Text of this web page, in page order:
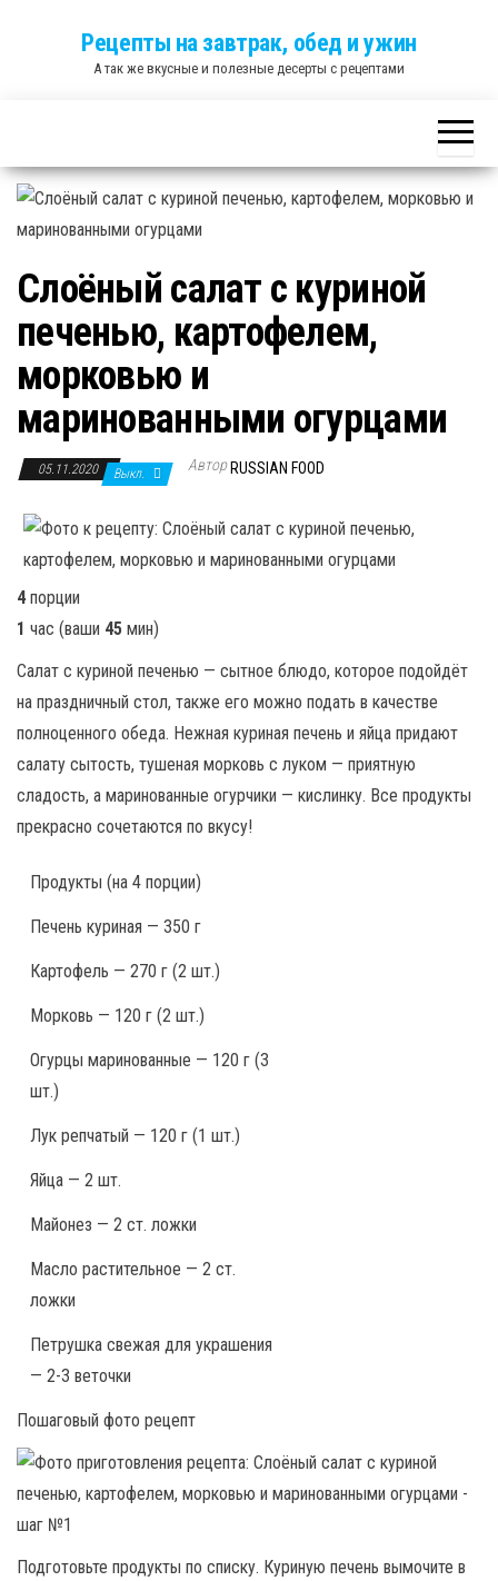
Рецепты на завтрак, обед и ужин
А так же вкусные и полезные десерты с рецептами
Слоёный салат с куриной
печенью, картофелем,
морковью и
маринованными огурцами
05.11.2020 Выкл. Автор RUSSIAN FOOD
4 порции
1 час (ваши 45 мин)
Салат с куриной печенью — сытное блюдо, которое подойдёт
на праздничный стол, также его можно подать в качестве
полноценного обеда. Нежная куриная печень и яйца придают
салату сытость, тушеная морковь с луком — приятную
сладость, а маринованные огурчики — кислинку. Все продукты
прекрасно сочетаются по вкусу!
Продукты (на 4 порции)
Печень куриная — 350 г
Картофель — 270 г (2 шт.)
Морковь — 120 г (2 шт.)
Огурцы маринованные — 120 г (3
шт.)
Лук репчатый — 120 г (1 шт.)
Яйца — 2 шт.
Майонез — 2 ст. ложки
Масло растительное — 2 ст.
ложки
Петрушка свежая для украшения
— 2-3 веточки
Пошаговый фото рецепт
Подготовьте продукты по списку. Куриную печень вымочите в